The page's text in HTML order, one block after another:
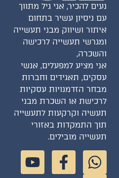
להכיר, אני גיל מתווך
ניסיון עשיר בתחום
ושיווק מבני תעשייה
תעשייה לרכישה
מציע למפעלים, אנשי
תאגידים וחברות
הזדמנויות עסקיות
או השכרת מבני
וקרקעות לתעשייה
התמקדות באזורי
מובילים.